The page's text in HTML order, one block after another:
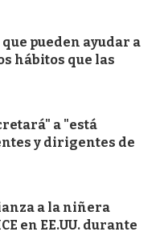
pueden ayudar a
hábitos que las
a "está
y dirigentes de
a la niñera
en EE.UU. durante